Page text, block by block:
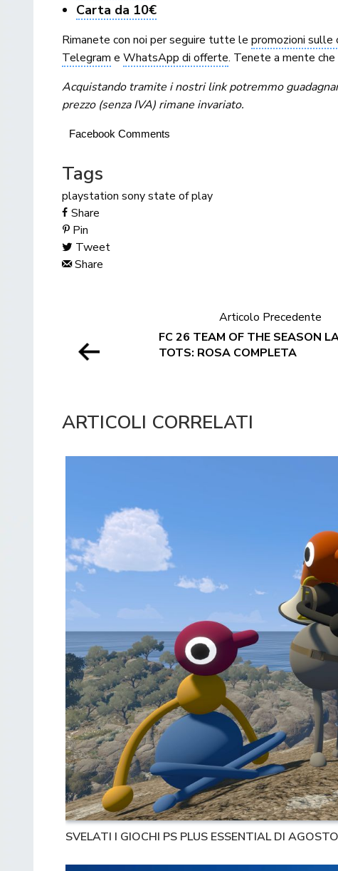
Carta da 10€
Rimanete con noi per seguire tutte lepromozioni sulle
Telegram eWhatsApp di offerte. Tenete a mente
Acquistando tramite i nostri link potremmo
prezzo (senza IVA) rimane invariato.
Facebook Comments
Tags
playstation sonystate of play
Share
Pin
Tweet
Share
Articolo Precedente
FC 26 TEAM OF THE SEASON
TOTS: ROSA COMPLETA
ARTICOLI CORRELATI
SVELATI I GIOCHI PS PLUS ESSENTIAL DI